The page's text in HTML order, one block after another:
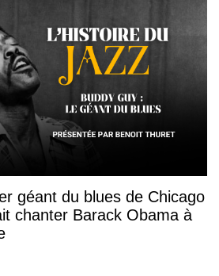
géant du blues de Chicago
chanter Barack Obama à